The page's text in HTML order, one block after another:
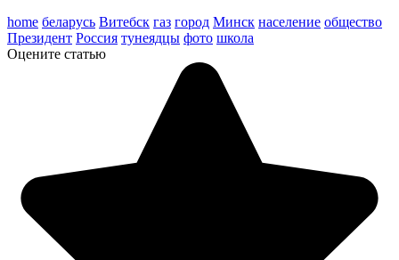
home беларусь Витебск газ город Минск население общество
Президент Россия тунеядцы фото школа
Оцените статью